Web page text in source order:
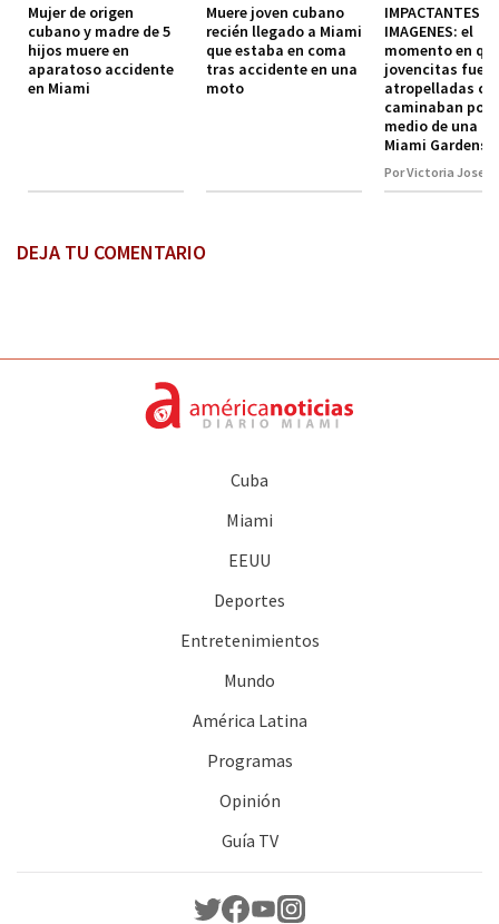
Mujer de origen
cubano y madre de 5
hijos muere en
aparatoso accidente
en Miami
Muere joven cubano
recién llegado a Miami
que estaba en coma
tras accidente en una
moto
IMPACTANTES
IMAGENES: el
momento en
jovencitas
atropelladas
caminaban por
medio de una
Miami Gardens
Por Victoria
DEJA TU COMENTARIO
Cuba
Miami
EEUU
Deportes
Entretenimientos
Mundo
América Latina
Programas
Opinión
Guía TV